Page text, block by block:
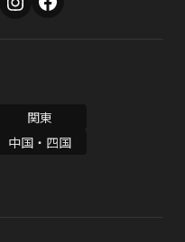
関東
中国・四国